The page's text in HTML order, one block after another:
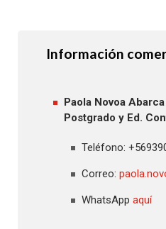
Información
Paola Novoa
Postgrado y Ed.
Teléfono:
Correo:
WhatsApp aquí